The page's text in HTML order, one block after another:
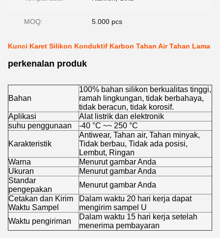
MOQ: 5.000 pcs
Kunci Karet Silikon Konduktif Karbon Tahan Air Tahan Lama
perkenalan produk
Bahan
100% bahan silikon berkualitas tinggi,
ramah lingkungan, tidak berbahaya,
tidak beracun, tidak korosif.
Aplikasi
Alat listrik dan elektronik
suhu penggunaan
-40 °C ~~ 250 °C
Karakteristik
Antiwear, Tahan air, Tahan minyak,
Tidak berbau, Tidak ada posisi,
Lembut, Ringan
Warna
Menurut gambar Anda
Ukuran
Menurut gambar Anda
Standar
pengepakan
Menurut gambar Anda
Cetakan dan Kirim
Waktu Sampel
Dalam waktu 20 hari kerja dapat
mengirim sampel U
Waktu pengiriman
Dalam waktu 15 hari kerja setelah
menerima pembayaran